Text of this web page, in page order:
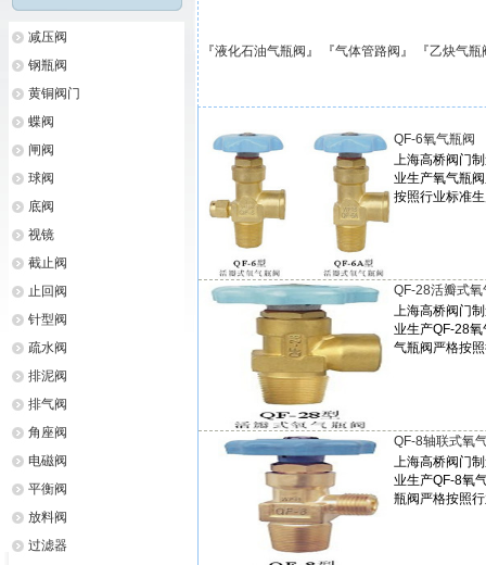
减压阀
钢瓶阀
黄铜阀门
蝶阀
闸阀
球阀
底阀
视镜
截止阀
止回阀
针型阀
疏水阀
排泥阀
排气阀
角座阀
电磁阀
平衡阀
放料阀
过滤器
『液化石油气瓶阀 』 『气体管路阀 』 『乙炔气瓶
QF-6氧气瓶阀
上海高桥阀门
业生产氧气瓶
按照行业标准
QF-28活瓣式氧
上海高桥阀门
业生产QF-28
气瓶阀严格按
QF-8轴联式氧
上海高桥阀门
业生产QF-8氧
瓶阀严格按照